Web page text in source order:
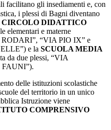
facilitano gli insediamenti e, con
i plessi di Bagni diventano
CIRCOLO DIDATTICO
elementari e materne
“VIA PIO IX” e
e la SCUOLA MEDIA
da due plessi, “VIA
delle istituzioni scolastiche
del territorio in un unico
Istruzione viene
COMPRENSIVO